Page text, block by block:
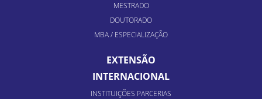
MESTRADO
DOUTORADO
MBA / ESPECIALIZAÇÃO
EXTENSÃO
INTERNACIONAL
INSTITUIÇÕES PARCERIAS